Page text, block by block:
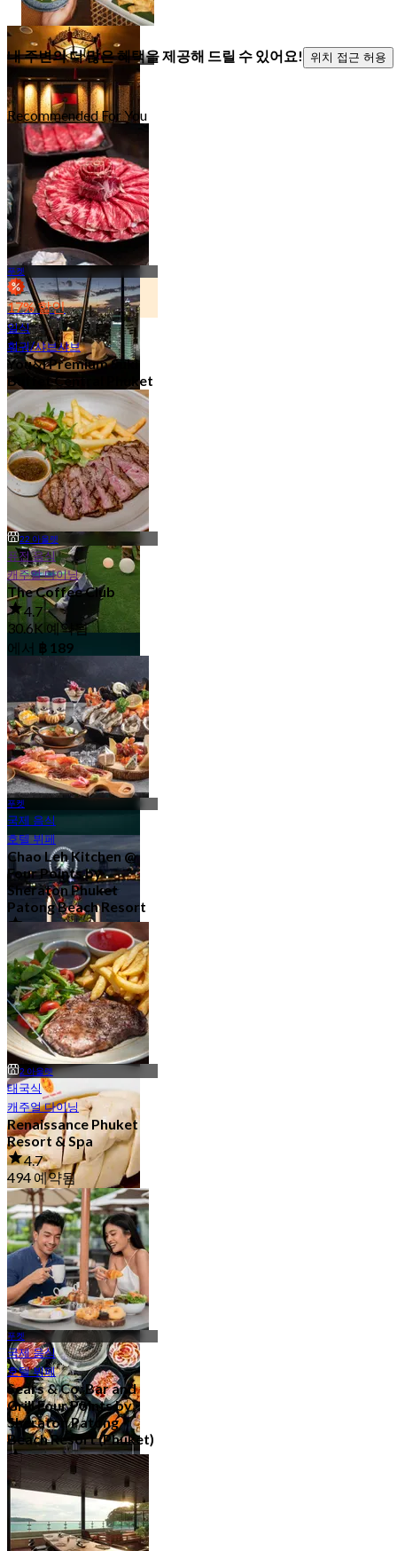
캐주얼 다이닝
121 아울렛
가족 친화적
78 아울렛
호텔 레스토랑
67 아울렛
야외
36 아울렛
카페/디저트
30 아울렛
워터프론트
16 아울렛
체인 레스토랑
14 아울렛
뷔페
13 아울렛
내 주변의 더 많은 혜택을 제공해 드릴 수 있어요! 위치 접근 허용
Recommended For You
푸켓
17% 할인
일식
훠궈/샤브샤브
You&I Premium Suki
Buffet Central Phuket
(Phuket)
4.7
658 예약됨
에서฿ 698
22 아울렛
퓨전 음식
캐주얼 다이닝
The Coffee Club
4.7
30.6K 예약됨
에서 ฿ 189
푸켓
국제 음식
호텔 뷔페
Chao Leh Kitchen @
Four Points by
Sheraton Phuket
Patong Beach Resort
5.0
78 예약됨
에서฿ 470
2 아울렛
태국식
캐주얼 다이닝
Renaissance Phuket
Resort & Spa
4.7
494 예약됨
에서฿ 795
푸켓
국제 음식
호텔 뷔페
Sears & Co. Bar and
Grill Four Points by
Sheraton Patong
Beach Resort (Phuket)
4.9
1.2K 예약됨
에서฿ 795